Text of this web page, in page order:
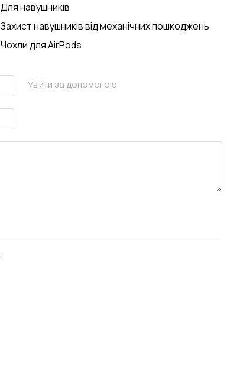
Для навушників
Захист навушників від механічних пошкоджень
Чохли для AirPods
Увійти за допомогою